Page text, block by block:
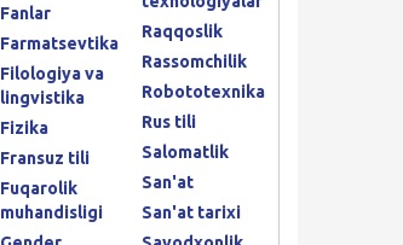
Fanlar
Farmatsevtika
Filologiya va
lingvistika
Fizika
Fransuz tili
Fuqarolik
muhandisligi
Raqqoslik
Rassomchilik
Robototexnika
Rus tili
Salomatlik
San'at
San'at tarixi